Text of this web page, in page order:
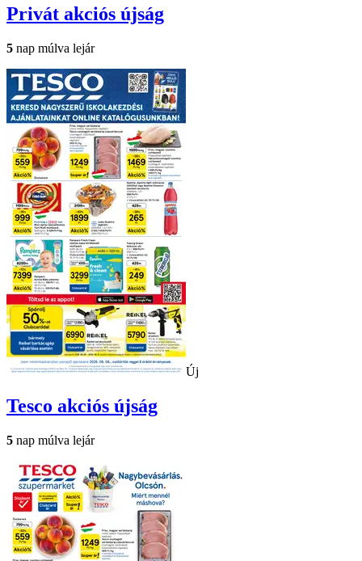
Privát akciós újság
5 nap múlva lejár
Új
Tesco akciós újság
5 nap múlva lejár